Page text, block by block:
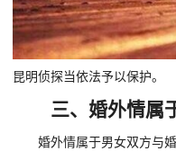
昆明侦探当依法予以保护。
三、婚外情属
婚外情属于男女双方与婚